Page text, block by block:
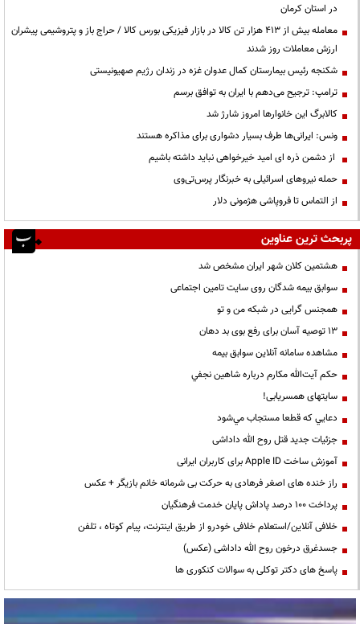
در استان کرمان
معامله بیش از ۴۱۳ هزار تن کالا در بازار فیزیکی بورس کالا / حراج باز و پتروشیمی پیشران
ارزش معاملات روز شدند
شکنجه رئیس بیمارستان کمال عدوان غزه در زندان رژیم صهیونیستی
ترامپ: ترجیح می‌دهم با ایران به توافق برسم
کالابرگ این خانوارها امروز شارژ شد
ونس: ایرانی‌ها طرف بسیار دشواری برای مذاکره هستند
از دشمن ذره ای امید خیرخواهی نباید داشته باشیم
حمله نیروهای اسرائیلی به خبرنگار پرس‌تی‌وی
از التماس تا فروپاشی هژمونی دلار
پربحث ترین عناوین
هشتمین کلان شهر ایران مشخص شد
سوابق بیمه شدگان روی سایت تامین اجتماعی
همجنس گرایی در شبکه من و تو
13 توصیه آسان برای رفع بوی بد دهان
مشاهده سامانه آنلاين سوابق بیمه
حكم آيت‌الله مكارم درباره شاهين نجفي
سایتهای همسریابی!
دعايي كه قطعا مستجاب مي‌شود
جزئیات جدید قتل روح الله داداشی
آموزش ساخت Apple ID برای کاربران ایرانی
راز خنده های اصغر فرهادی به حرکت بی شرمانه خانم بازیگر + عکس
پرداخت ۱۰۰ درصد پاداش پایان خدمت فرهنگیان
خلافی آنلاین/استعلام خلافی خودرو از طریق اینترنت، پیام کوتاه ، تلفن
جسدغرق درخون روح الله داداشی (عکس)
پاسخ های دکتر توکلی به سوالات کنکوری ها